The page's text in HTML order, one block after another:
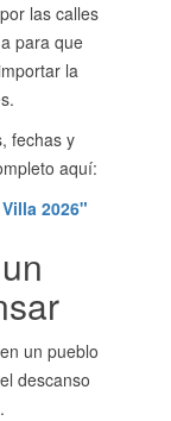
las calles
para que
la
fechas y
aquí:
2026"
un pueblo
descanso